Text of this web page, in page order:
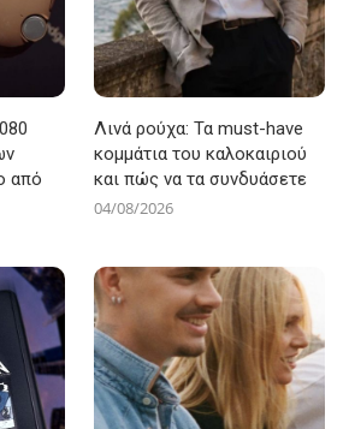
από
Λινά ρούχα: Τα must-have
κομμάτια του καλοκαιριού
και πώς να τα συνδυάσετε
04/08/2026